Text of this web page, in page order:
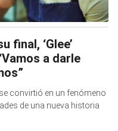
final, ‘Glee’
a darle
convirtió en un fenómeno
de una nueva historia